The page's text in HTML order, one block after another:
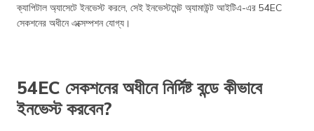
ক্যাপিটাল অ্যাসেটে ইনভেস্ট করলে, সেই ইনভেস্টমেন্ট অ্যামাউন্ট আইটিএ-এর 54EC
সেকশনের অধীনে এক্সেম্পশন যোগ্য।
54EC সেকশনের অধীনে নির্দিষ্ট বন্ডে কীভাবে
ইনভেস্ট‌ করবেন?